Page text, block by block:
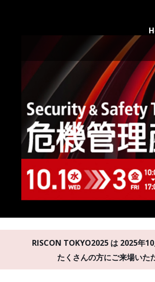
RISCON TOKYO2025 は 2025年
たくさんの方にご来場いた